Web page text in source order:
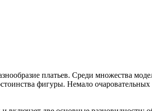
платьев. Среди множества
фигуры. Немало